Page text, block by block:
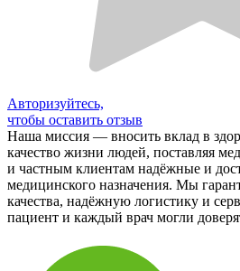
Авторизуйтесь,
чтобы оставить отзыв
Наша миссия — вносить вклад в
качество жизни людей, поставляя
и частным клиентам надёжные и
медицинского назначения. Мы
качества, надёжную логистику и
пациент и каждый врач могли